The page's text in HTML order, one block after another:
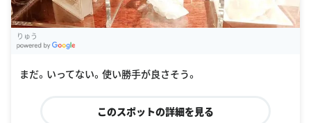
りゅう
まだ。いってない。使い勝手が良さそう。
このスポットの詳細を見る